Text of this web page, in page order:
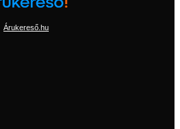
Árukereső.hu